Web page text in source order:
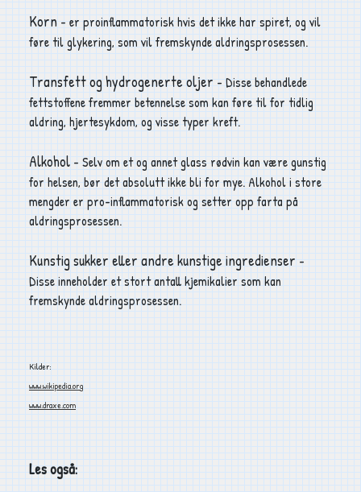
Korn - er proinflammatorisk hvis det ikke har spiret, og vil
føre til glykering, som vil fremskynde aldringsprosessen.
Transfett og hydrogenerte oljer - Disse behandlede
fettstoffene fremmer betennelse som kan føre til for tidlig
aldring, hjertesykdom, og visse typer kreft.
Alkohol - Selv om et og annet glass rødvin kan være gunstig
for helsen, bør det absolutt ikke bli for mye. Alkohol i store
mengder er pro-inflammatorisk og setter opp farta på
aldringsprosessen.
Kunstig sukker eller andre kunstige ingredienser -
Disse inneholder et stort antall kjemikalier som kan
fremskynde aldringsprosessen.
Kilder:
www.wikipedia.org
www.draxe.com
Les også: